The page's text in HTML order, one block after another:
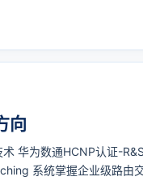
向
华为数通HCNP认证-
系统掌握企业级路由